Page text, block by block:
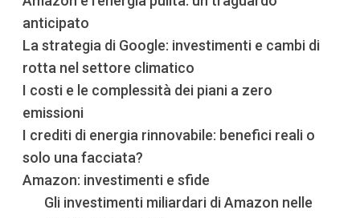
anticipato
La strategia di Google: investimenti e cambi di
rotta nel settore climatico
I costi e le complessità dei piani a zero
emissioni
I crediti di energia rinnovabile: benefici reali o
solo una facciata?
Amazon: investimenti e sfide
Gli investimenti miliardari di Amazon nelle